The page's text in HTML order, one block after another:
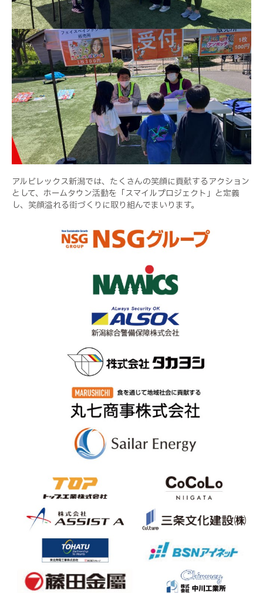
アルビレックス新潟では、たくさんの笑顔に貢献するアクション
として、ホームタウン活動を「スマイルプロジェクト」と定義
し、笑顔溢れる街づくりに取り組んでまいります。